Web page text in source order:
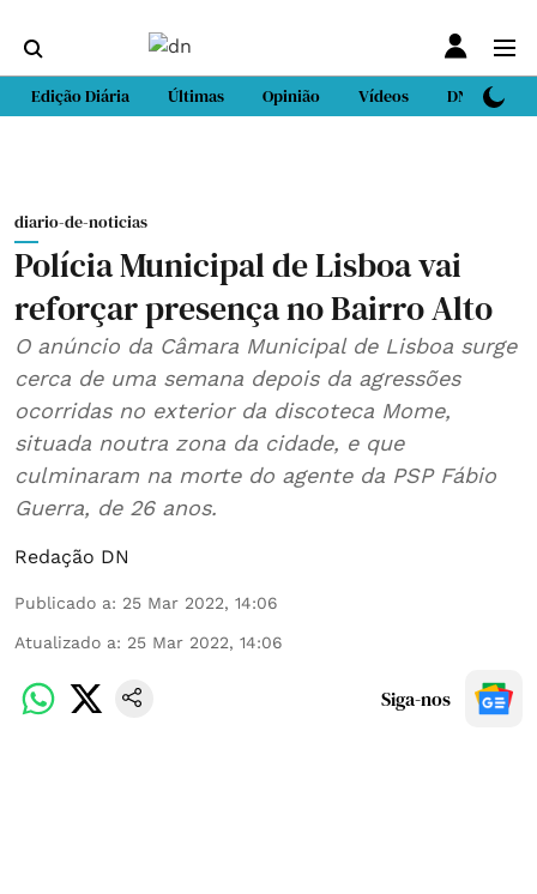
Edição Diária Últimas Opinião Vídeos DN Sport
diario-de-noticias
Polícia Municipal de Lisboa vai
reforçar presença no Bairro Alto
O anúncio da Câmara Municipal de Lisboa surge
cerca de uma semana depois da agressões
ocorridas no exterior da discoteca Mome,
situada noutra zona da cidade, e que
culminaram na morte do agente da PSP Fábio
Guerra, de 26 anos.
Redação DN
Publicado a: 25 Mar 2022, 14:06
Atualizado a: 25 Mar 2022, 14:06
Siga-nos